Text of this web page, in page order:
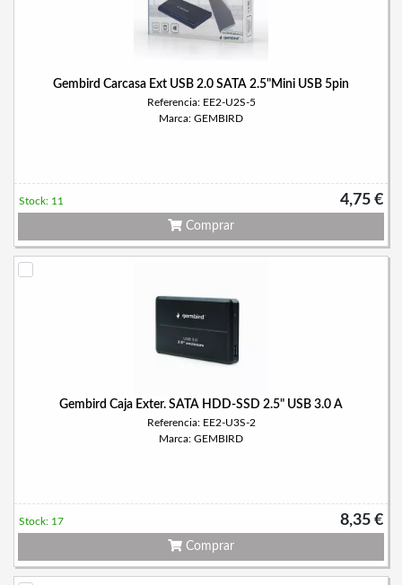
Gembird Carcasa Ext USB 2.0 SATA 2.5"Mini USB 5pin
Referencia: EE2-U2S-5
Marca: GEMBIRD
4,75 €
Stock: 11
Comprar
Gembird Caja Exter. SATA HDD-SSD 2.5" USB 3.0 A
Referencia: EE2-U3S-2
Marca: GEMBIRD
8,35 €
Stock: 17
Comprar